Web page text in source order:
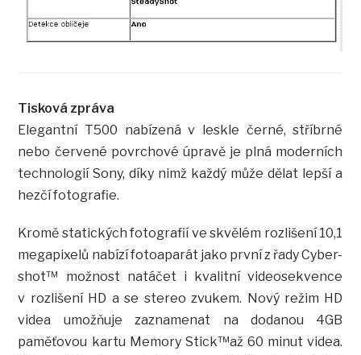
Tisková zpráva
Elegantní T500 nabízená v leskle černé, stříbrné
nebo červené povrchové úpravě je plná moderních
technologií Sony, díky nimž každý může dělat lepší a
hezčí fotografie.
Kromě statických fotografií ve skvělém rozlišení 10,1
megapixelů nabízí fotoaparát jako první z řady Cyber-
shot™ možnost natáčet i kvalitní videosekvence
v rozlišení HD a se stereo zvukem. Nový režim HD
videa umožňuje zaznamenat na dodanou 4GB
paměťovou kartu Memory Stick™až 60 minut videa.